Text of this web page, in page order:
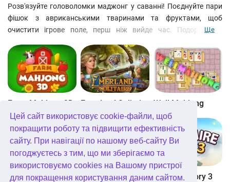
Цей сайт використовує cookie-файли, щоб
покращити роботу та підвищити ефективність
сайту. При навігації по нашому веб-сайту Ви
погоджуєтесь з тим, що ми зберігаємо та
використовуємо cookies на Вашому пристрої
для покращення користування даним сайтом.
Розв'язуйте головоломки маджонг у саванні! Поєднуйте пари
фішок з авриканськими тваринами та фруктами, щоб
очистити ігрове поле, перш ніж вийде час. Подорожуйте
отримуйте нагороди за розгадування восьми головоломок
поспіль. Підказка та Скасування ходу допоможуть вам
розбирати пасьянси маджонг. Якщо у вас закінчаться
доступні ходи, просто перетасуйте ігрове поле. Факел
підсвітить лише відкриті фішки, а Заморожування чату спинить
таймер.
Завдяки яскравій графіці, розслаблюючому ігровому процесу
та численним рівням пасьянсу Маджонг, ця безкоштовна
казуальна гра – ідеальна втеча від повсякденного життя.
Вирушайте у пригоду з головоломкою в савані!
Ще
Farm Mahjong 3D Emerland Solitaire Well Mahjong
Wonders of Egypt Mahjong Glassez 2 Solitaire Story 3